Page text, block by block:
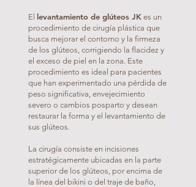
El levantamiento de glúteos JK es un
procedimiento de cirugía plástica que
busca mejorar el contorno y la firmeza
de los glúteos, corrigiendo la flacidez y
el exceso de piel en la zona. Este
procedimiento es ideal para pacientes
que han experimentado una pérdida de
peso significativa, envejecimiento
severo o cambios posparto y desean
restaurar la forma y el levantamiento de
sus glúteos.
La cirugía consiste en incisiones
estratégicamente ubicadas en la parte
superior de los glúteos, por encima de
la línea del bikini o del traje de baño,